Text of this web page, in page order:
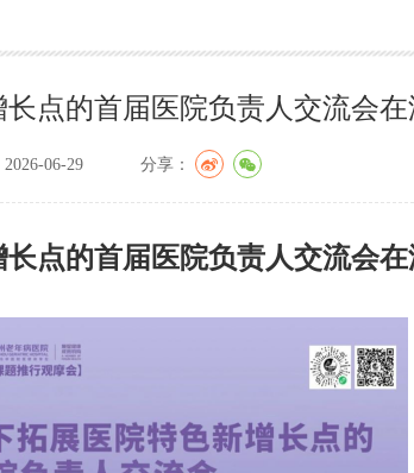
点的首届医院负责人交流会
2026-06-29 分享：
点的首届医院负责人交流会